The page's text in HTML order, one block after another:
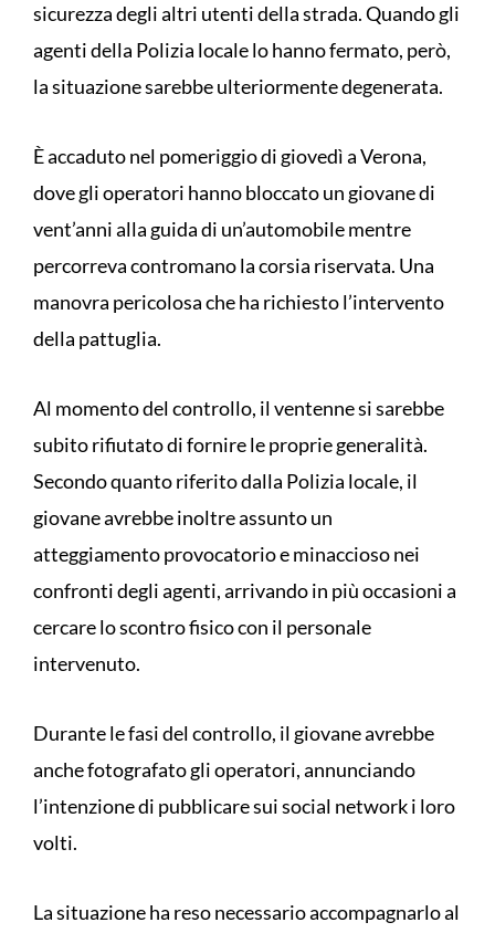
sicurezza degli altri utenti della strada. Quando gli
agenti della Polizia locale lo hanno fermato, però,
la situazione sarebbe ulteriormente degenerata.
È accaduto nel pomeriggio di giovedì a Verona,
dove gli operatori hanno bloccato un giovane di
vent’anni alla guida di un’automobile mentre
percorreva contromano la corsia riservata. Una
manovra pericolosa che ha richiesto l’intervento
della pattuglia.
Al momento del controllo, il ventenne si sarebbe
subito rifiutato di fornire le proprie generalità.
Secondo quanto riferito dalla Polizia locale, il
giovane avrebbe inoltre assunto un
atteggiamento provocatorio e minaccioso nei
confronti degli agenti, arrivando in più occasioni a
cercare lo scontro fisico con il personale
intervenuto.
Durante le fasi del controllo, il giovane avrebbe
anche fotografato gli operatori, annunciando
l’intenzione di pubblicare sui social network i loro
volti.
La situazione ha reso necessario accompagnarlo al